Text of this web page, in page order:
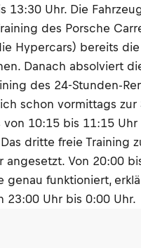
Uhr. Die
des Porsche
Hypercars) bereits
Danach absolviert
des 24-Stunden-
schon vormittags
10:15 bis 11:15
dritte freie Training
Von 20:00
funktioniert,
23:00 Uhr bis 0:00 Uhr.